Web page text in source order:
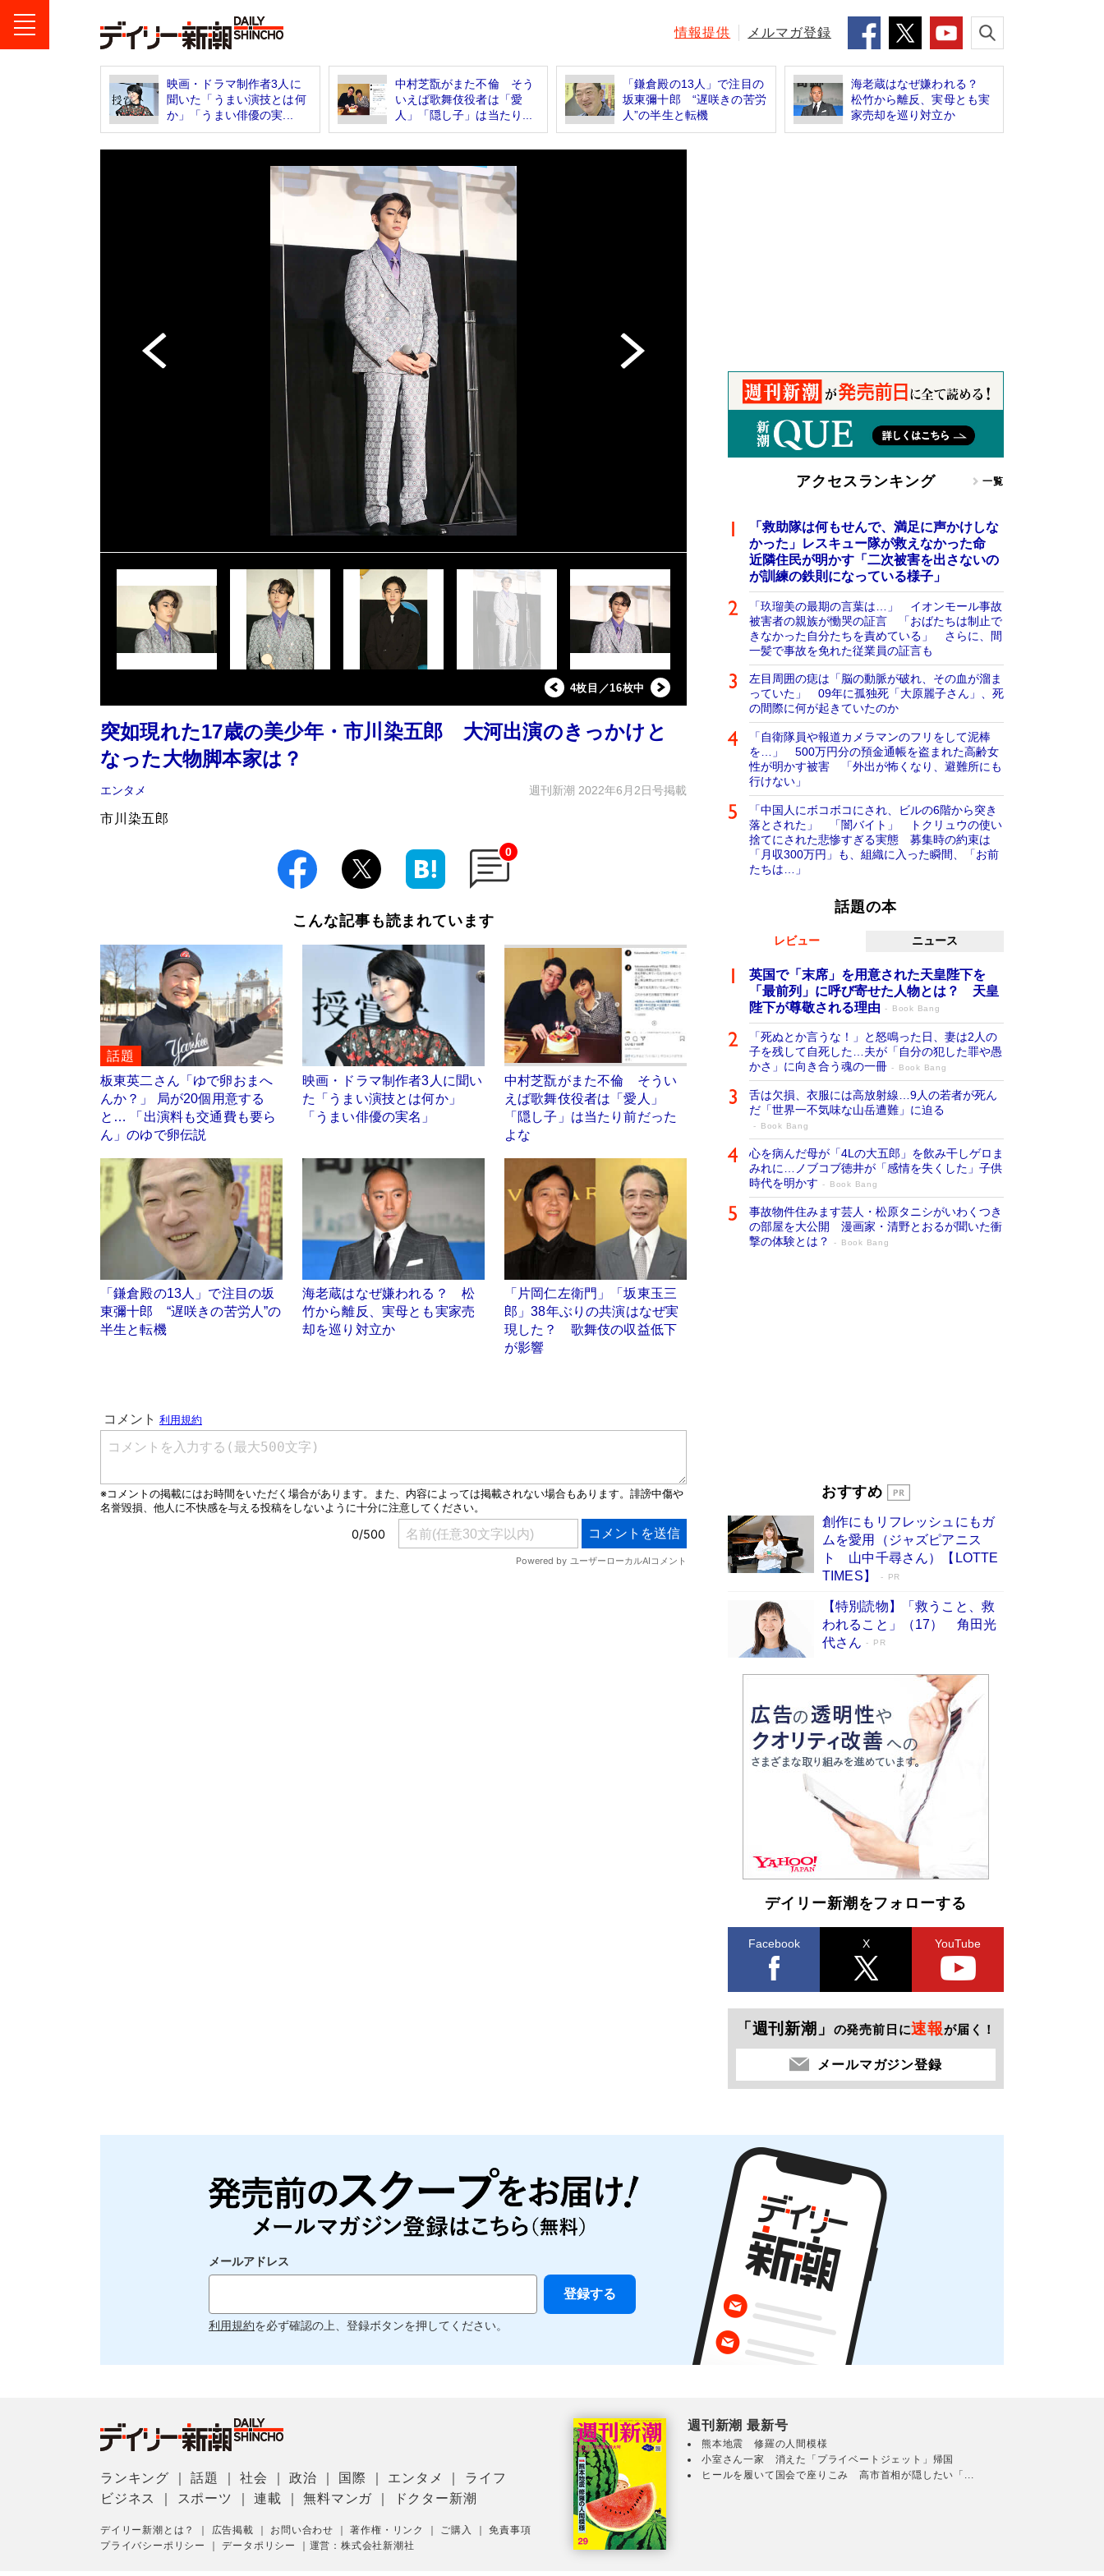
情報提供 メルマガ登録
映画・ドラマ制作者3人に
聞いた「うまい演技とは何
か」「うまい俳優の実...
中村芝翫がまた不倫 そう
いえば歌舞伎役者は「愛
人」「隠し子」は当たり...
「鎌倉殿の13人」で注目の
坂東彌十郎 “遅咲きの苦労
人”の半生と転機
海老蔵はなぜ嫌われる？
松竹から離反、実母とも実
家売却を巡り対立か
4枚目／16枚中
突如現れた17歳の美少年・市川染五郎 大河出演のきっかけと
なった大物脚本家は？
エンタメ 週刊新潮 2022年6月2日号掲載
市川染五郎
0
こんな記事も読まれています
話題
板東英二さん「ゆで卵おまへ
んか？」 局が20個用意する
と… 「出演料も交通費も要ら
ん」のゆで卵伝説
映画・ドラマ制作者3人に聞い
た「うまい演技とは何か」
「うまい俳優の実名」
中村芝翫がまた不倫 そうい
えば歌舞伎役者は「愛人」
「隠し子」は当たり前だった
よな
「鎌倉殿の13人」で注目の坂
東彌十郎 “遅咲きの苦労人”の
半生と転機
海老蔵はなぜ嫌われる？ 松
竹から離反、実母とも実家売
却を巡り対立か
「片岡仁左衛門」「坂東玉三
郎」38年ぶりの共演はなぜ実
現した？ 歌舞伎の収益低下
が影響
アクセスランキング 一覧
「救助隊は何もせんで、満足に声かけしな
かった」レスキュー隊が救えなかった命
近隣住民が明かす「二次被害を出さないの
が訓練の鉄則になっている様子」
「玖瑠美の最期の言葉は…」 イオンモール事故
被害者の親族が慟哭の証言 「おばたちは制止で
きなかった自分たちを責めている」 さらに、間
一髪で事故を免れた従業員の証言も
左目周囲の痣は「脳の動脈が破れ、その血が溜ま
っていた」 09年に孤独死「大原麗子さん」、死
の間際に何が起きていたのか
「自衛隊員や報道カメラマンのフリをして泥棒
を…」 500万円分の預金通帳を盗まれた高齢女
性が明かす被害 「外出が怖くなり、避難所にも
行けない」
「中国人にボコボコにされ、ビルの6階から突き
落とされた」 「闇バイト」 トクリュウの使い
捨てにされた悲惨すぎる実態 募集時の約束は
「月収300万円」も、組織に入った瞬間、「お前
たちは…」
話題の本
レビュー ニュース
英国で「末席」を用意された天皇陛下を
「最前列」に呼び寄せた人物とは？ 天皇
陛下が尊敬される理由
Book Bang
「死ぬとか言うな！」と怒鳴った日、妻は2人の
子を残して自死した…夫が「自分の犯した罪や愚
かさ」に向き合う魂の一冊
Book Bang
舌は欠損、衣服には高放射線…9人の若者が死ん
だ「世界一不気味な山岳遭難」に迫る
Book Bang
心を病んだ母が「4Lの大五郎」を飲み干しゲロま
みれに…ノブコブ徳井が「感情を失くした」子供
時代を明かす
Book Bang
事故物件住みます芸人・松原タニシがいわくつき
の部屋を大公開 漫画家・清野とおるが聞いた衝
撃の体験とは？
Book Bang
占 上半期1位にも選出［新書ベストセラー］
Book Bang
おすすめ
創作にもリフレッシュにもガ
ムを愛用（ジャズピアニス
ト 山中千尋さん）【LOTTE
TIMES】
PR
【特別読物】「救うこと、救
われること」（17） 角田光
代さん
PR
デイリー新潮をフォローする
Facebook X YouTube
「週刊新潮」 の発売前日に速報が届く！
メールマガジン登録
メールアドレス
利用規約を必ず確認の上、登録ボタンを押してください。
ランキング ｜話題 ｜社会 ｜政治 国際 エンタメ
ライフ
ビジネス
スポーツ ｜連載 ｜無料マンガ ドクター新潮
デイリー新潮とは？ 広告掲載 お問い合わせ ｜著作権・リンク ご購入 ｜免責事項
プライバシーポリシー
｜データポリシー 運営：株式会社新潮社
週刊新潮 最新号
熊本地震 修羅の人間模様
小室さん一家 消えた「プライベートジェット」帰国
ヒールを履いて国会で座りこみ 高市首相が隠したい「...